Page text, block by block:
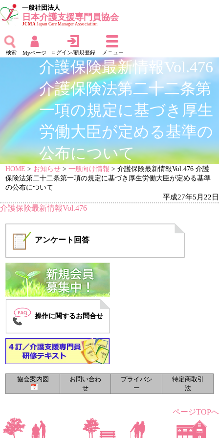
一般社団法人
日本介護支援専門員協会
JCMAJapan Care Manager Association
検索 Myページ ログイン/新規登録 メニュー
介護保険最新情報Vol.476
介護保険法第二十二条第
一項の規定に基づき厚生
労働大臣が定める基準の
公布について
HOME > お知らせ >一般向け情報 > 介護保険最新情報Vol.476 介護
保険法第二十二条第一項の規定に基づき厚生労働大臣が定める基準
の公布について
平成27年5月22日
介護保険最新情報Vol.476
アンケート 回答
操作に関するお問合せ
ページTOPへ
協会案内図
お問い合わ
せ
プライバシ
ー
特定商取引
法